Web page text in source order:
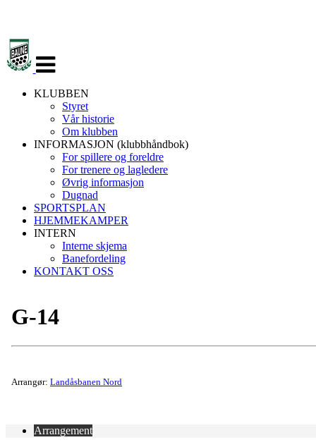
navigasjon
KLUBBEN
Styret
Vår historie
Om klubben
INFORMASJON (klubbhåndbok)
For spillere og foreldre
For trenere og lagledere
Øvrig informasjon
Dugnad
SPORTSPLAN
HJEMMEKAMPER
INTERN
Interne skjema
Banefordeling
KONTAKT OSS
G-14
Arrangør: Landåsbanen Nord
Arrangement